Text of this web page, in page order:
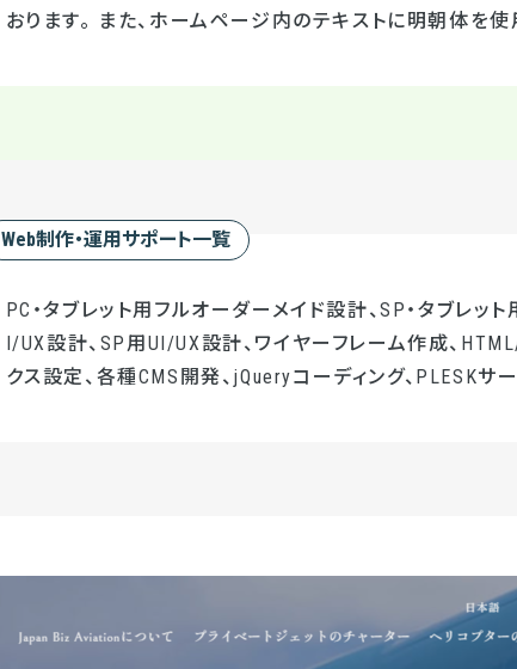
おります。 また、ホームページ内のテキストに明朝体を
Web制作・運用サポート一覧
PC・タブレット用フルオーダーメイド設計、SP・タブレ
I/UX設計、SP用UI/UX設計、ワイヤーフレーム作成、
クス設定、各種CMS開発、jQueryコーディング、PLESKサ